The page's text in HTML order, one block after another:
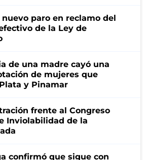
paro en reclamo del
de la Ley de
de una madre cayó una
de mujeres que
y Pinamar
frente al Congreso
Inviolabilidad de la
confirmó que sigue con